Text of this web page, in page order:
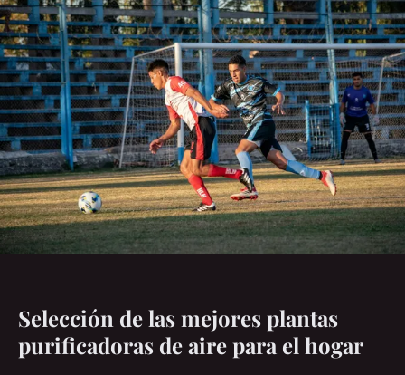
Selección de las mejores plantas
purificadoras de aire para el hogar